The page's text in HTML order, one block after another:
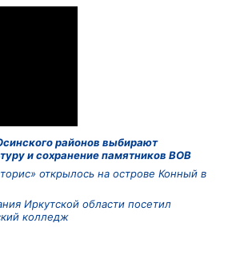
районов выбирают
и сохранение памятников ВОВ
открылось на острове Конный в
Иркутской области посетил
колледж